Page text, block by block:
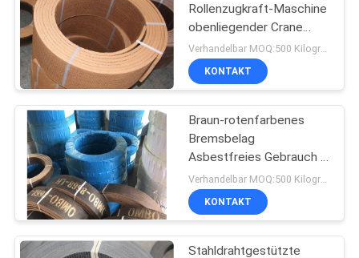
FORDERN
SIE EIN
ZITAT
SITEMAP
PRIVACY
POLICY
Rollenzugkraft-Maschine
obenliegender Crane
Brake Lining
Verhandelbar MOQ:500 Kilogramm
KONTAKT
Braun-rotenfarbenes
Bremsbelag
Asbestfreies Gebrauch in
Windglas-Traktoren
Bremsbelag
Verhandelbar MOQ:500 Kilogramm
KONTAKT
Stahldrahtgestützte